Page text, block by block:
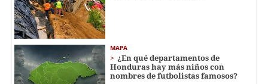
MAPA
¿En qué departamentos de
Honduras hay más niños con
nombres de futbolistas famosos?